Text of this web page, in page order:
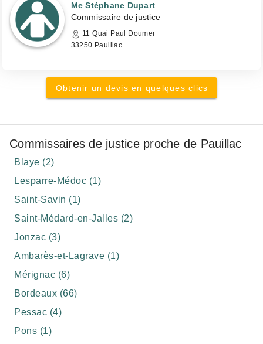
Me Stéphane Dupart
Commissaire de justice
11 Quai Paul Doumer
33250 Pauillac
Obtenir un devis en quelques clics
Commissaires de justice proche de Pauillac
Blaye (2)
Lesparre-Médoc (1)
Saint-Savin (1)
Saint-Médard-en-Jalles (2)
Jonzac (3)
Ambarès-et-Lagrave (1)
Mérignac (6)
Bordeaux (66)
Pessac (4)
Pons (1)